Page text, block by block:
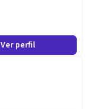
Ver perfil